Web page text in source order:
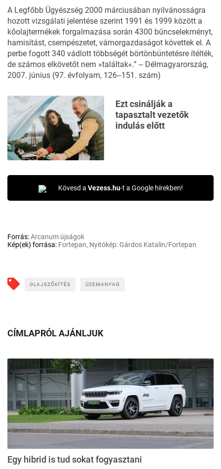
A Legfőbb Ügyészség 2000 márciusában nyilvánosságra
hozott vizsgálati jelentése szerint 1991 és 1999 között a
kőolajtermékek forgalmazása során 4300 bűncselekményt,
hamisítást, csempészetet, vámorgazdaságot követtek el. A
perbe fogott 340 vádlott többségét börtönbüntetésre ítélték,
de számos elkövetőt nem »találtak«.” ‒ Délmagyarország,
2007. június (97. évfolyam, 126‒151. szám)
Ezt csinálják a
tapasztalt vezetők
indulás előtt
Kövesd a Vezess.hu-t a Google hírekben!
Forrás:Arcanum újságok
Kép(ek) forrása: Fortepan, Nyitókép: Gárdos Katalin/Fortepan
OLAJSZŐKÍTÉS ÜZEMANYAG
CÍMLAPRÓL AJÁNLJUK
Egy hibrid is tud sokat fogyasztani